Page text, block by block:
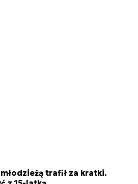
trafił za kratki.